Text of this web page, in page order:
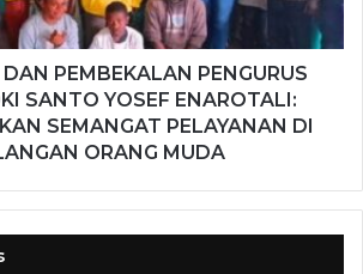
PEMBEKALAN PENGURUS
SANTO YOSEF ENAROTALI:
SEMANGAT PELAYANAN DI
ORANG MUDA